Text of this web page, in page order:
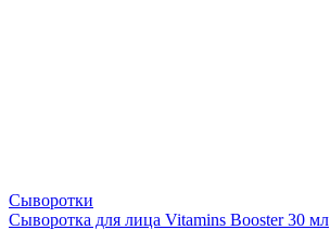
Сыворотки
Сыворотка для лица Vitamins Booster 30 мл